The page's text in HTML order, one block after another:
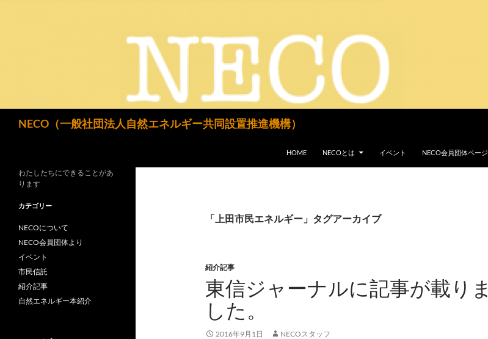
NECO（一般社団法人自然エネルギー共同設置推進機構）
HOME
NECOとは イベント NECO会員団体ページ
「上田市民エネルギー」タグアーカイブ
紹介記事
東信ジャーナルに記事が載りま
した。
2016年9月1日 NECOスタッフ
わたしたちにできることがあ
ります
カテゴリー
NECOについて
NECO会員団体より
イベント
市民信託
紹介記事
自然エネルギー本紹介